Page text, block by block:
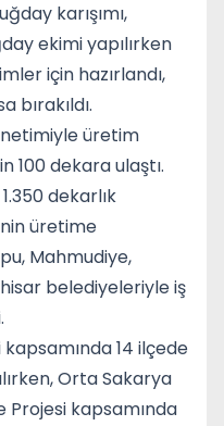
karışımı,
ekimi yapılırken
için hazırlandı,
bırakıldı.
üretim
100 dekara ulaştı.
dekarlık
üretime
Mahmudiye,
belediyeleriyle iş
14 ilçede
Orta Sakarya
Projesi kapsamında